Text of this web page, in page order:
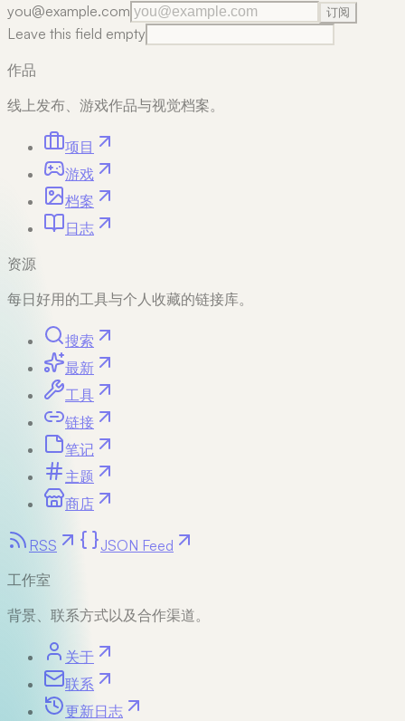
you@example.com
订阅
Leave this field empty
作品
线上发布、游戏作品与视觉档案。
项目
游戏
档案
日志
资源
每日好用的工具与个人收藏的链接库。
搜索
最新
工具
链接
笔记
主题
商店
RSS
JSON Feed
工作室
背景、联系方式以及合作渠道。
关于
联系
更新日志